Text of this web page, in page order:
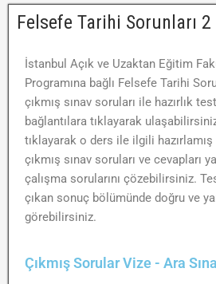
Felsefe Tarihi Sorunları 2
İstanbul Açık ve Uzaktan Eğitim
Programına bağlı Felsefe Tarihi
çıkmış sınav soruları ile hazırlık
bağlantılara tıklayarak
tıklayarak o ders ile ilgili
çıkmış sınav soruları ve cevapları
çalışma sorularını çözebilirsiniz.
çıkan sonuç bölümünde doğru ve
görebilirsiniz.
Çıkmış Sorular Vize - Ara